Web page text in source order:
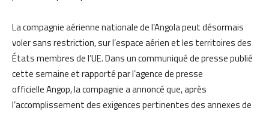
La compagnie aérienne nationale de l’Angola peut désormais
voler sans restriction, sur l’espace aérien et les territoires des
États membres de l’UE. Dans un communiqué de presse publié
cette semaine et rapporté par l’agence de presse
officielle Angop, la compagnie a annoncé que, après
l’accomplissement des exigences pertinentes des annexes de